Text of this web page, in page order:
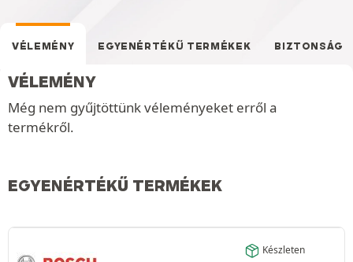
VÉLEMÉNY EGYENÉRTÉKŰ TERMÉKEK BIZTONSÁG
VÉLEMÉNY
Még nem gyűjtöttünk véleményeket erről a
termékről.
EGYENÉRTÉKŰ TERMÉKEK
Készleten